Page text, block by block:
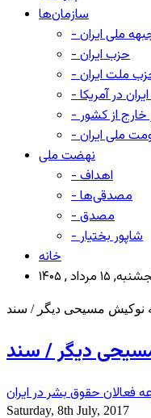
سازمان‌ها
ملی ایران
- حزب ایران
ملت ایران
در آمریکا
خارج از کشور
ملی ایران
نهضت ملی
- اهداف
- مصدقی‌ها
- مصدق
- شاپور بختیار
خانه
فعالان حقوق بشر در ایران
Saturday, 8th July, 2017